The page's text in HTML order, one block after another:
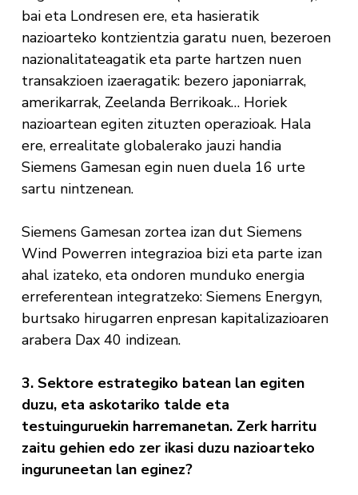
bai eta Londresen ere, eta hasieratik
nazioarteko kontzientzia garatu nuen, bezeroen
nazionalitateagatik eta parte hartzen nuen
transakzioen izaeragatik: bezero japoniarrak,
amerikarrak, Zeelanda Berrikoak… Horiek
nazioartean egiten zituzten operazioak. Hala
ere, errealitate globalerako jauzi handia
Siemens Gamesan egin nuen duela 16 urte
sartu nintzenean.
Siemens Gamesan zortea izan dut Siemens
Wind Powerren integrazioa bizi eta parte izan
ahal izateko, eta ondoren munduko energia
erreferentean integratzeko: Siemens Energyn,
burtsako hirugarren enpresan kapitalizazioaren
arabera Dax 40 indizean.
3. Sektore estrategiko batean lan egiten
duzu, eta askotariko talde eta
testuinguruekin harremanetan. Zerk harritu
zaitu gehien edo zer ikasi duzu nazioarteko
inguruneetan lan eginez?